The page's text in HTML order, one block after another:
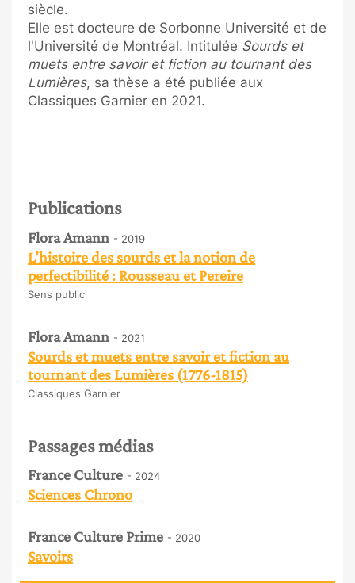
siècle.
Elle est docteure de Sorbonne Université et de
l'Université de Montréal. Intitulée Sourds et
muets entre savoir et fiction au tournant des
Lumières, sa thèse a été publiée aux
Classiques Garnier en 2021.
Publications
Flora Amann - 2019
L’histoire des sourds et la notion de
perfectibilité : Rousseau et Pereire
Sens public
Flora Amann - 2021
Sourds et muets entre savoir et fiction au
tournant des Lumières (1776-1815)
Classiques Garnier
Passages médias
France Culture - 2024
Sciences Chrono
France Culture Prime - 2020
Savoirs